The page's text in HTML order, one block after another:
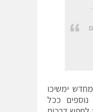
ימשיכו
נוספים ככל